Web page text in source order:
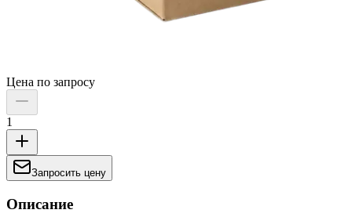
Цена по запросу
1
Запросить цену
Описание